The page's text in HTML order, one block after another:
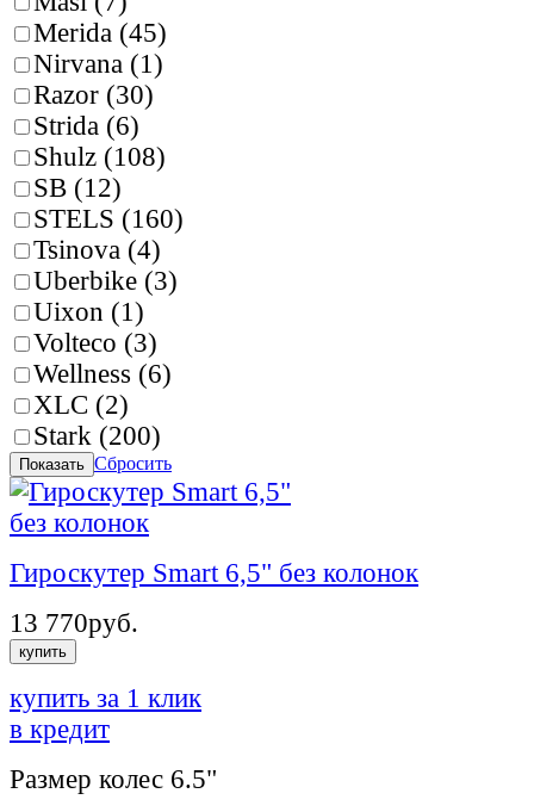
Merida (45)
Nirvana (1 )
Razor (30)
Strida (6)
Shulz (108)
SB (12)
STELS (160)
Tsinova (4)
Uberbike (3)
Uixon (1 )
Volteco (3)
Wellness (6)
XLC (2)
Stark (200)
Сбросить
Гироскутер Smart 6,5" без колонок
13 770руб.
купить
купить за 1 клик
в кредит
Размер колес 6.5"